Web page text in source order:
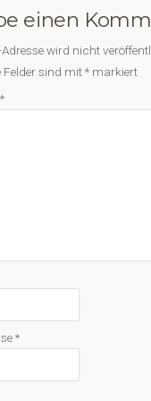
einen
Adresse wird nicht
Felder sind mit* markiert
*
*